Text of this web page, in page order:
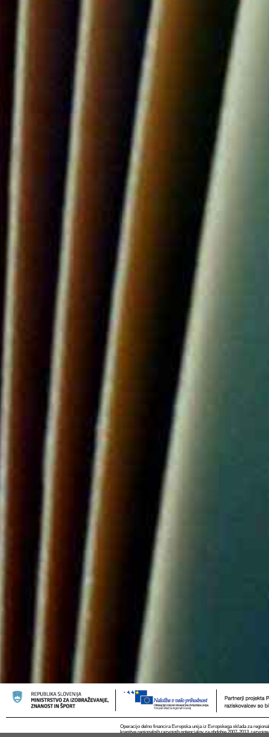
Operacijo delno financira Evropska unija iz Evropskega sklada za
krepitve regionalnih razvojnih potencialov za obdobje 2007-2013,